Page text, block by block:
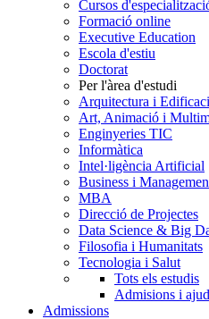
Cursos
Formació online
Executive Education
Escola d'estiu
Doctorat
Per l'àrea d'estudi
Arquitectura i
Art, Animació i
Enginyeries TIC
Informàtica
Intel·ligència Artificial
Business i
MBA
Direcció de Projectes
Data Science & Big
Filosofia i Humanitats
Tecnologia i Salut
Tots els estudis
Admisions i
Admissions